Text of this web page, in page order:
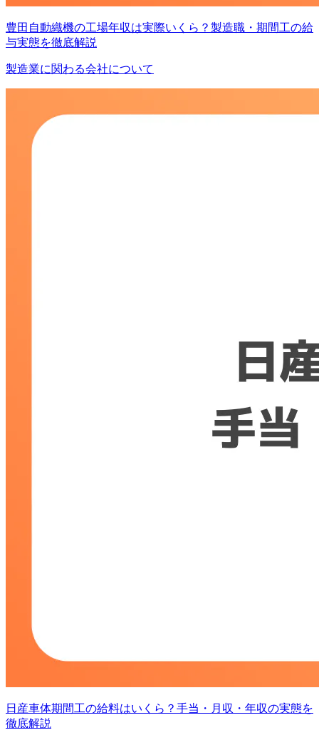
豊田自動織機の工場年収は実際いくら？製造職・期間工の給
与実態を徹底解説
製造業に関わる会社について
日産車体期間工の給料はいくら？手当・月収・年収の実態を
徹底解説